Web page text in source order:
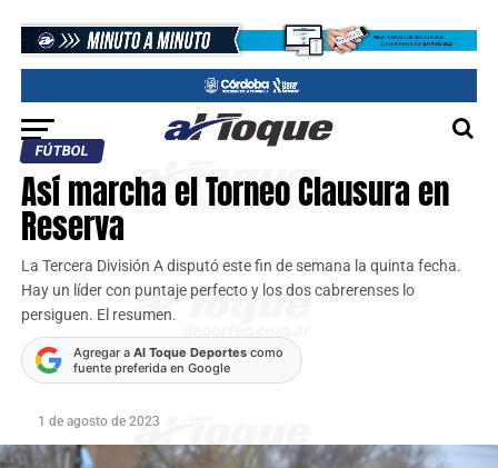
FÚTBOL
Así marcha el Torneo Clausura en
Reserva
La Tercera División A disputó este fin de semana la quinta fecha.
Hay un líder con puntaje perfecto y los dos cabrerenses lo
persiguen. El resumen.
Agregar a Al Toque Deportescomo
fuente preferida en Google
1 de agosto de 2023